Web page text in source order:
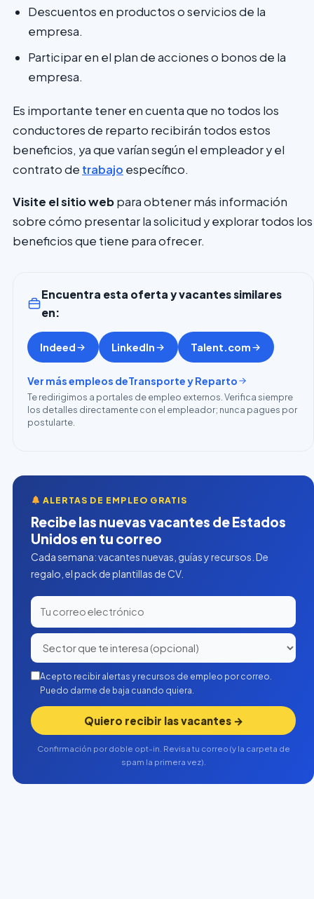
Descuentos en productos o servicios de la
empresa.
Participar en el plan de acciones o bonos de la
empresa.
Es importante tener en cuenta que no todos los
conductores de reparto recibirán todos estos
beneficios, ya que varían según el empleador y el
contrato de trabajo específico.
Visite el sitio webpara obtener más información
sobre cómo presentar la solicitud y explorar todos los
beneficios que tiene para ofrecer.
Encuentra esta oferta y vacantes similares
en:
Indeed LinkedIn Talent.com
Ver más empleos deTransporte y Reparto
Te redirigimos a portales de empleo externos. Verifica siempre
los detalles directamente con el empleador; nunca pagues por
postularte.
ALERTAS DE EMPLEO GRATIS
Recibe las nuevas vacantes de Estados
Unidos en tu correo
Cada semana: vacantes nuevas, guías y recursos. De
regalo, el pack de plantillas de CV.
Acepto recibir alertas y recursos de empleo por correo.
Puedo darme de baja cuando quiera.
Quiero recibir las vacantes →
Confirmación por doble opt-in. Revisa tu correo (y la carpeta de
spam la primera vez).